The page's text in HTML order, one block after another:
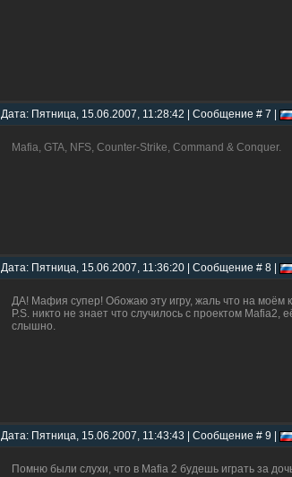
Дата: Пятница, 15.06.2007, 11:28:42 | Сообщение # 7 |
Mafia, GTA, NFS, Counter-Strike, Command & Conquer.
Дата: Пятница, 15.06.2007, 11:36:20 | Сообщение # 8 |
ДА! Мафия супер! Обожаю эту игру, жаль что на моём
P.S. никто не знает что случилось с проектом
слышно.
Дата: Пятница, 15.06.2007, 11:43:43 | Сообщение # 9 |
Помню были слухи, что в Mafia 2 будешь играть за